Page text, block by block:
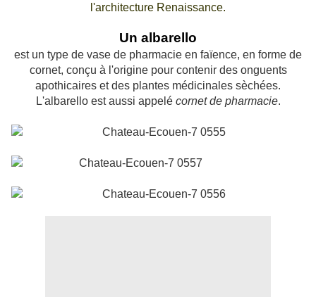
l'architecture Renaissance.
Un albarello
est un type de vase de pharmacie en faïence, en forme de
cornet, conçu à l'origine pour contenir des onguents
apothicaires et des plantes médicinales sèchées.
L'albarello est aussi appelé cornet de pharmacie.